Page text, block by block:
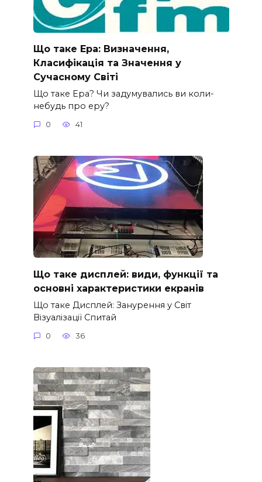
Що таке Ера: Визначення,
Класифікація та Значення у
Сучасному Світі
Що таке Ера? Чи задумувались ви коли-
небудь про еру?
0 41
Що таке дисплей: види, функції та
основні характеристики екранів
Що таке Дисплей: Занурення у Світ
Візуалізації Спитай
0 36